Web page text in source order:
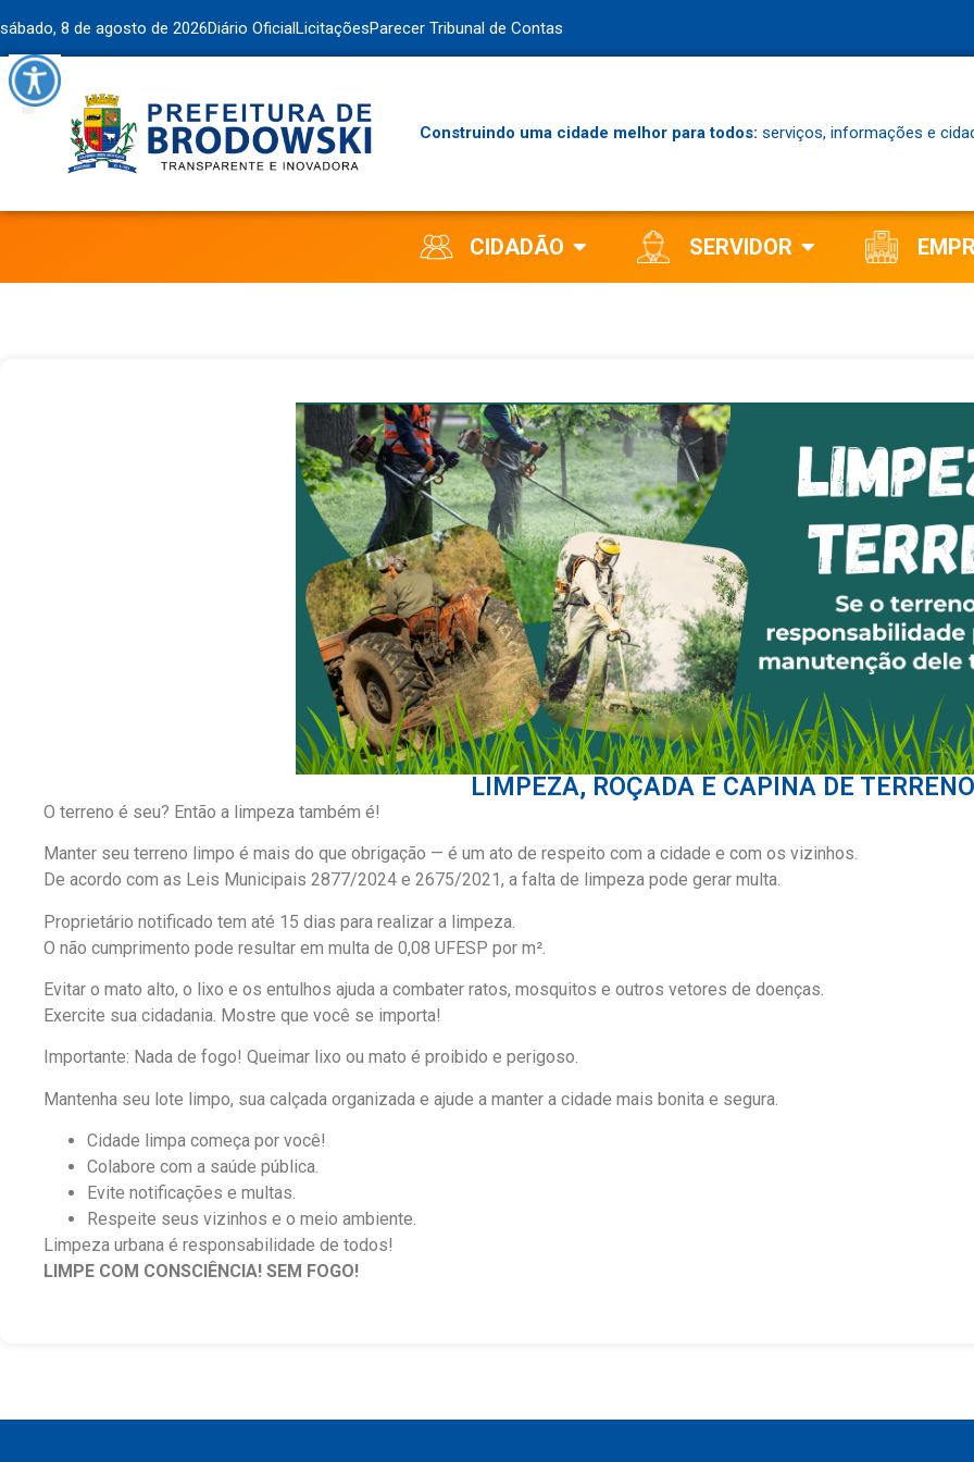
sábado, 8 de agosto de 2026Diário OficialLicitaçõesParecer Tribunal de Contas
Construindo uma cidade melhor para todos: serviços, informações e
CIDADÃO SERVIDOR
LIMPEZA, ROÇADA E CAPINA DE
O terreno é seu? Então a limpeza também é!
Manter seu terreno limpo é mais do que obrigação — é um ato de respeito com a cidade e com os vizinhos.
De acordo com as Leis Municipais 2877/2024 e 2675/2021, a falta de limpeza pode gerar multa.
Proprietário notificado tem até 15 dias para realizar a limpeza.
O não cumprimento pode resultar em multa de 0,08 UFESP por m².
Evitar o mato alto, o lixo e os entulhos ajuda a combater ratos, mosquitos e outros vetores de doenças.
Exercite sua cidadania. Mostre que você se importa!
Importante: Nada de fogo! Queimar lixo ou mato é proibido e perigoso.
Mantenha seu lote limpo, sua calçada organizada e ajude a manter a cidade mais bonita e segura.
Cidade limpa começa por você!
Colabore com a saúde pública.
Evite notificações e multas.
Respeite seus vizinhos e o meio ambiente.
Limpeza urbana é responsabilidade de todos!
LIMPE COM CONSCIÊNCIA! SEM FOGO!